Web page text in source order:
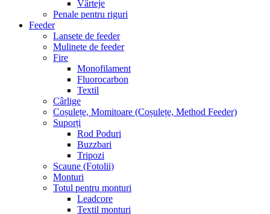
Vârteje
Penale pentru riguri
Feeder
Lansete de feeder
Mulinete de feeder
Fire
Monofilament
Fluorocarbon
Textil
Cârlige
Coșulețe, Momitoare (Coșulețe, Method Feeder)
Suporți
Rod Poduri
Buzzbari
Tripozi
Scaune (Fotolii)
Monturi
Totul pentru monturi
Leadcore
Textil monturi